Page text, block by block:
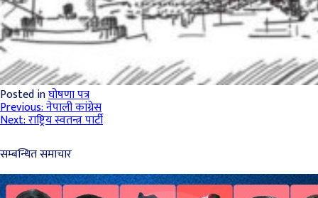
Posted inघोषणा पत्र
Post
navigation
Previous:नेपाली कांग्रेस
Next:राष्ट्रिय स्वतन्त्र पार्टी
सम्बन्धित समाचार